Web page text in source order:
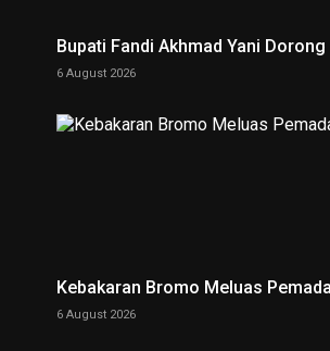
Bupati Fandi Akhmad Yani
6 August 2026
Kebakaran Bromo Meluas
6 August 2026